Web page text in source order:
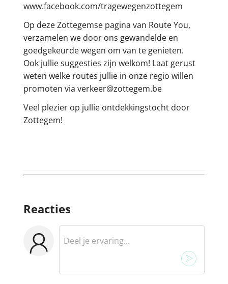
www.facebook.com/tragewegenzottegem
Op deze Zottegemse pagina van Route You,
verzamelen we door ons gewandelde en
goedgekeurde wegen om van te genieten.
Ook jullie suggesties zijn welkom! Laat gerust
weten welke routes jullie in onze regio willen
promoten via verkeer@zottegem.be
Veel plezier op jullie ontdekkingstocht door
Zottegem!
Reacties